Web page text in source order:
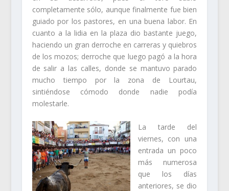
completamente sólo, aunque finalmente fue bien
guiado por los pastores, en una buena labor. En
cuanto a la lidia en la plaza dio bastante juego,
haciendo un gran derroche en carreras y quiebros
de los mozos; derroche que luego pagó a la hora
de salir a las calles, donde se mantuvo parado
mucho tiempo por la zona de Lourtau,
sintiéndose cómodo donde nadie podía
molestarle.
La tarde del
viernes, con una
entrada un poco
más numerosa
que los días
anteriores, se dio